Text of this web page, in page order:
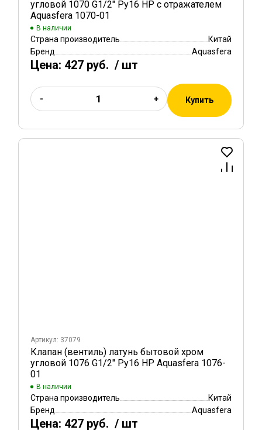
угловой 1070 G1/2" Ру16 НР с отражателем
Aquasfera 1070-01
В наличии
Страна производитель
Китай
Бренд
Aquasfera
Цена: 427 руб. / шт
- + Купить
Артикул: 37079
Клапан (вентиль) латунь бытовой хром
угловой 1076 G1/2" Ру16 НР Aquasfera 1076-
01
В наличии
Страна производитель
Китай
Бренд
Aquasfera
Цена: 427 руб. / шт